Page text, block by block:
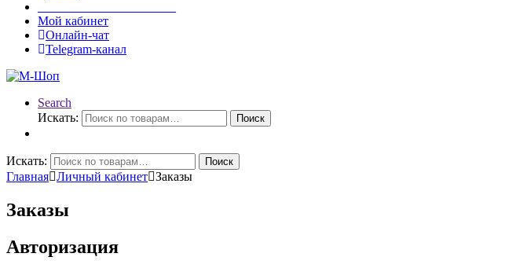
Мой кабинет
Онлайн-чат
Telegram-канал
Search
Искать:
Поиск
Искать: Поиск
Главная Личный кабинет Заказы
Заказы
Авторизация